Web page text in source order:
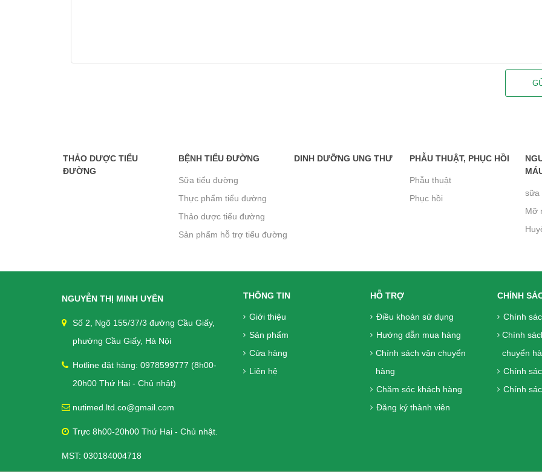
THẢO DƯỢC TIỂU
ĐƯỜNG
BỆNH TIỂU ĐƯỜNG
Sữa tiểu đường
Thực phẩm tiểu đường
Thảo dược tiểu đường
Sản phẩm hỗ trợ tiểu đường
DINH DƯỠNG UNG THƯ PHẪU THUẬT, PHỤC HỒI
Phẫu thuật
Phục hồi
sữa
Mỡ
NGUYỄN THỊ MINH UYÊN
Số 2, Ngõ 155/37/3 đường Cầu Giấy,
phường Cầu Giấy, Hà Nội
Hotline đặt hàng: 0978599777 (8h00-
20h00 Thứ Hai - Chủ nhật)
nutimed.ltd.co@gmail.com
Trực 8h00-20h00 Thứ Hai - Chủ nhật.
MST: 030184004718
THÔNG TIN
Giới thiệu
Sản phẩm
Cửa hàng
Liên hệ
HỖ TRỢ
Điều khoản sử dụng
Hướng dẫn mua hàng
Chính sách vận chuyển
hàng
Chăm sóc khách hàng
Đăng ký thành viên
CHÍNH
Chính
Chính
chuyển
Chính
Chính